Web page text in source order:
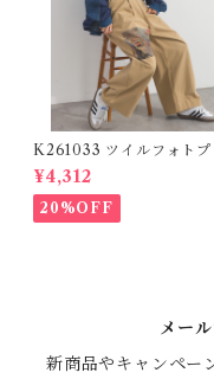
K261033 ツイルフォトプ
トイージーテーパードパン
Twill Photo Print Easy
ered Pants
¥4,312
20%OFF
メー
新商品やキャンペー